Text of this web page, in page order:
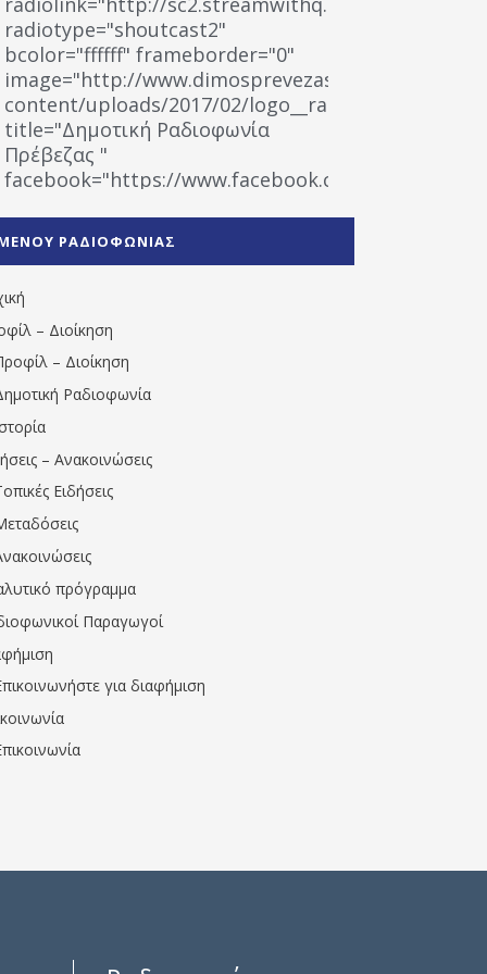
radiotype="shoutcast2"
bcolor="ffffff" frameborder="0"
image="http://www.dimosprevezas.gr/wp-
content/uploads/2017/02/logo__radiofonias.jpg"
title="Δημοτική Ραδιοφωνία
Πρέβεζας "
facebook="https://www.facebook.com/
1531194763766854/" artist="" ]
ΡΑΔΙΟΦΩΝΙΑΣ
– Διοίκηση
– Διοίκηση
Ραδιοφωνία
– Ανακοινώσεις
Ειδήσεις
πρόγραμμα
Παραγωγοί
για διαφήμιση